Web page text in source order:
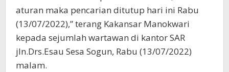
aturan maka pencarian ditutup hari ini Rabu
(13/07/2022),” terang Kakansar Manokwari
kepada sejumlah wartawan di kantor SAR
jln.Drs.Esau Sesa Sogun, Rabu (13/07/2022)
malam.